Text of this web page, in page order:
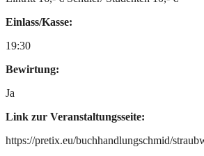
Einlass/Kasse:
19:30
Bewirtung:
Ja
Link zur Veranstaltungsseite:
https://pretix.eu/buchhandlungschmid/